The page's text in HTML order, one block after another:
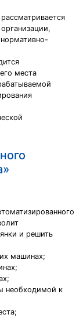
места
и решить
машинах;
необходимой к